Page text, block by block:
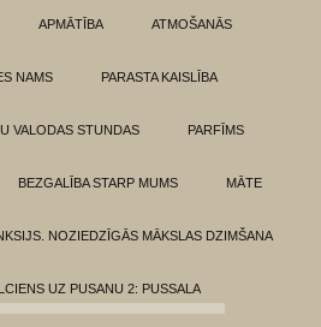
APMĀTĪBA ATMOŠANĀS
NAMS PARASTA KAISLĪBA
VALODAS STUNDAS PARFĪMS
BEZGALĪBA STARP MUMS MĀTE
NOZIEDZĪGĀS MĀKSLAS DZIMŠANA
UZ PUSANU 2: PUSSALA